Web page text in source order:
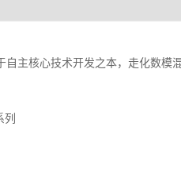
主核心技术开发之本，走化数模
列